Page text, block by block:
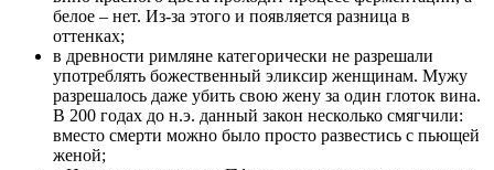
белое – нет. Из-за этого и появляется разница в
оттенках;
в древности римляне категорически не разрешали
употреблять божественный эликсир женщинам. Мужу
разрешалось даже убить свою жену за один глоток вина.
В 200 годах до н.э. данный закон несколько смягчили:
вместо смерти можно было просто развестись с пьющей
женой;